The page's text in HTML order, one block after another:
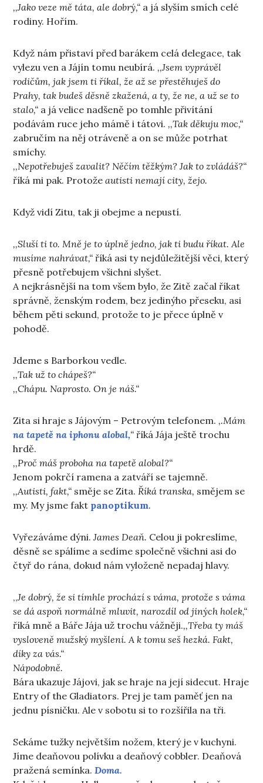
,,Jako veze mě táta, ale dobrý,“ a já slyším smích celé
rodiny. Hořím.
Když nám přistaví před barákem celá delegace, tak
vylezu ven a Jájín tomu neubírá. ,,Jsem vyprávěl
rodičům, jak jsem ti říkal, že až se přestěhuješ do
Prahy, tak budeš děsně zkažená, a ty, že ne, a už se to
stalo,“ a já velice nadšeně po tomhle přivítání
podávám ruce jeho mámě i tátovi. ,,Tak děkuju moc,“
zabručím na něj otráveně a on se může potrhat
smíchy.
,,Nepotřebuješ zavalit? Něčím těžkým? Jak to zvládáš?“
říká mi pak. Protožeautisti nemají city, žejo.
Když vidí Zitu, tak ji obejme a nepustí.
,,Sluší ti to. Mně je to úplně jedno, jak ti budu říkat. Ale
musíme nahrávat,“říká asi ty nejdůležitější věci, který
přesně potřebujem všichni slyšet.
A nejkrásnější na tom všem bylo, že Zitě začal říkat
správně, ženským rodem, bez jedinýho přeseku, asi
během pěti sekund, protože to je přece úplně v
pohodě.
Jdeme s Barborkou vedle.
,,Tak už to chápeš?“
,,Chápu. Naprosto. On je náš.“
Zita si hraje s Jájovým – Petrovým telefonem. ,.Mám
na tapetě na iphonu alobal,“říká Jája ještě trochu
hrdě.
,,Proč máš proboha na tapetě alobal?“
Jenom pokrčí ramena a zatváří se tajemně.
,,Autisti, fakt,“ směje se Zita. Říká transka, smějem se
my. My jsme fakt panoptikum.
Vyřezáváme dýni.James Deaň. Celou ji pokreslíme,
děsně se spálíme a sedíme společně všichni asi do
čtyř do rána, dokud nám vyloženě nepadaj hlavy.
,,Je dobrý, že si tímhle prochází s váma, protože s váma
se dá aspoň normálně mluvit, narozdíl od jiných holek,“
říká mně a Báře Jája už trochu vážněji.,,Třeba ty máš
vysloveně mužský myšlení. A k tomu seš hezká. Fakt,
díky za vás.“
Nápodobně.
Bára ukazuje Jájovi, jak se hraje na její sidecut. Hraje
Entry of the Gladiators. Prej je tam paměť jen na
jednu písničku. Ale v sobotu si to rozšířila na tři.
Sekáme tužky největším nožem, který je v kuchyni.
Jíme deaňovou polívku a deaňový cobbler. Deaňová
pražená semínka. Doma.